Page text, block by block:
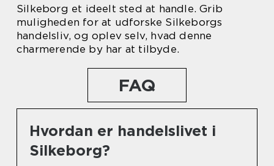
Silkeborg et ideelt sted at handle. Grib
muligheden for at udforske Silkeborgs
handelsliv, og oplev selv, hvad denne
charmerende by har at tilbyde.
FAQ
Hvordan er handelslivet i
Silkeborg?